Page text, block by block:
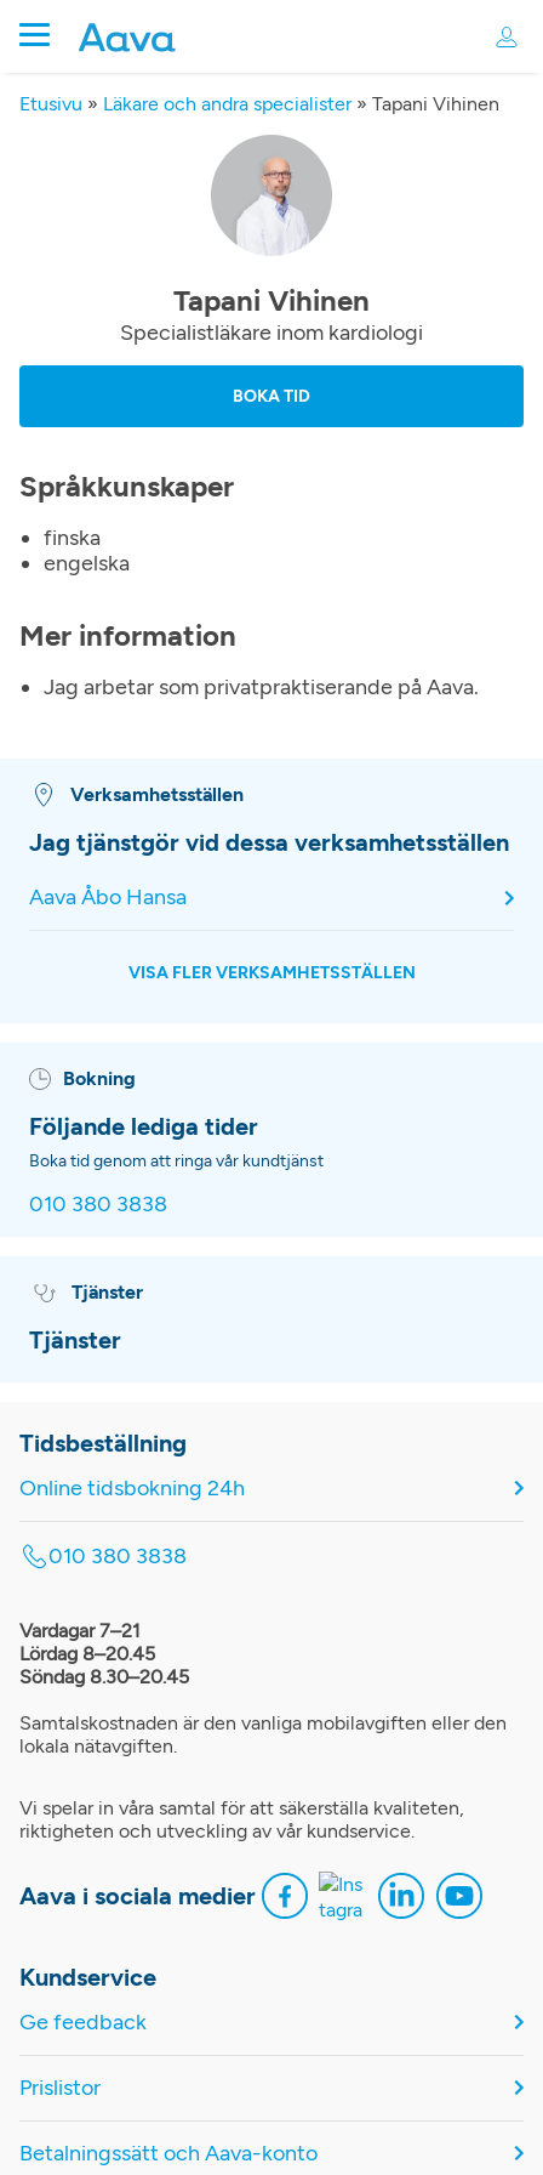
Etusivu » Läkare och andra specialister» Tapani Vihinen
Tapani Vihinen
Specialistläkare inom kardiologi
BOKA TID
Språkkunskaper
finska
engelska
Mer information
Jag arbetar som privatpraktiserande på Aava.
Verksamhetsställen
Jag tjänstgör vid dessa verksamhetsställen
Aava Åbo Hansa
VISA FLER VERKSAMHETSSTÄLLEN
Bokning
Följande lediga tider
Boka tid genom att ringa vår kundtjänst
010 380 3838
Tjänster
Tjänster
Tidsbeställning
Online tidsbokning 24h
010 380 3838
Vardagar 7–21
Lördag 8–20.45
Söndag 8.30–20.45
Samtalskostnaden är den vanliga mobilavgiften eller den
lokala nätavgiften.
Vi spelar in våra samtal för att säkerställa kvaliteten,
riktigheten och utveckling av vår kundservice.
Aava i sociala medier
Kundservice
Ge feedback
Prislistor
Betalningssätt och Aava-konto